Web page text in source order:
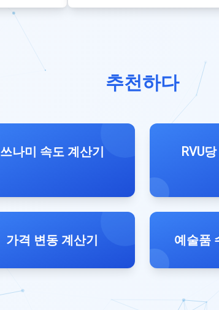
추천하다
쓰나미 속도 계산기 RVU
가격 변동 계산기 예술품